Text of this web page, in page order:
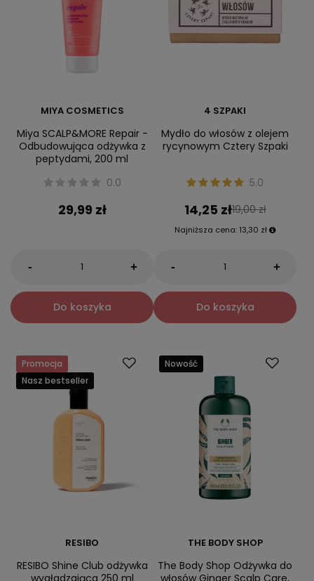
MIYA COSMETICS
Miya SCALP&MORE Repair -
Odbudowująca odżywka z
peptydami, 200 ml
0.0
29,99 zł
- +
Do koszyka
4 SZPAKI
Mydło do włosów z olejem
rycynowym Cztery Szpaki
5.0
14,25 zł19,00 zł
Najniższa cena: 13,30 zł
- +
Do koszyka
Promocja
Nasz bestseller
RESIBO
RESIBO Shine Club odżywka
wygładzająca 250 ml
Nowość
THE BODY SHOP
The Body Shop Odżywka do
włosów Ginger Scalp Care,